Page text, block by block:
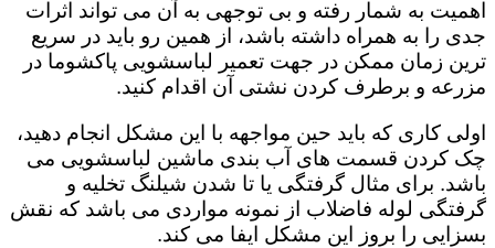
اهمیت به شمار رفته و بی توجهی به آن می تواند اثرات
جدی را به همراه داشته باشد، از همین رو باید در سریع
ترین زمان ممکن در جهت تعمیر لباسشویی پاکشوما در
مزرعه و برطرف کردن نشتی آن اقدام کنید.
اولی کاری که باید حین مواجهه با این مشکل انجام دهید،
چک کردن قسمت های آب بندی ماشین لباسشویی می
باشد. برای مثال گرفتگی یا تا شدن شیلنگ تخلیه و
گرفتگی لوله فاضلاب از نمونه مواردی می باشد که نقش
بسزایی را بروز این مشکل ایفا می کند‌‌.